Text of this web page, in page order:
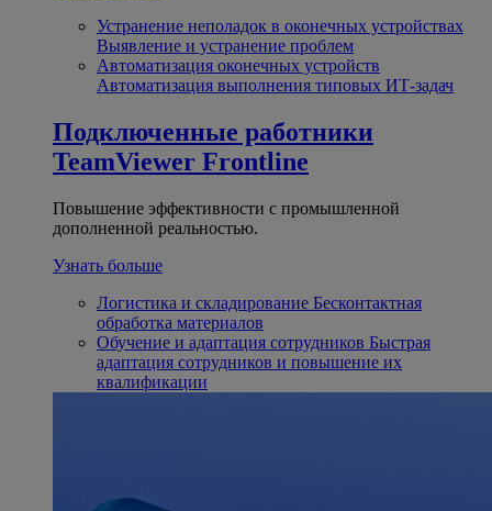
Устранение неполадок в оконечных устройствах
Выявление и устранение проблем
Автоматизация оконечных устройств
Автоматизация выполнения типовых ИТ-задач
Подключенные работники
TeamViewer Frontline
Повышение эффективности с промышленной
дополненной реальностью.
Узнать больше
Логистика и складирование Бесконтактная
обработка материалов
Обучение и адаптация сотрудников Быстрая
адаптация сотрудников и повышение их
квалификации